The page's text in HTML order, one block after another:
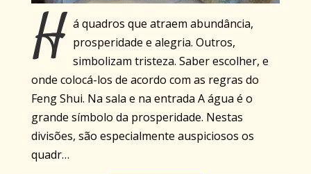
H á quadros que atraem abundância,
prosperidade e alegria. Outros,
simbolizam tristeza. Saber escolher, e
onde colocá-los de acordo com as regras do
Feng Shui. Na sala e na entrada A água é o
grande símbolo da prosperidade. Nestas
divisões, são especialmente auspiciosos os
quadr…